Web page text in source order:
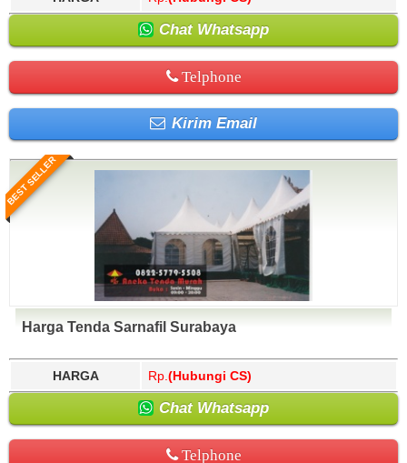
Chat Whatsapp
Telphone
Kirim Email
BEST SELLER
Harga Tenda Sarnafil Surabaya
HARGA Rp. (Hubungi CS)
Chat Whatsapp
Telphone